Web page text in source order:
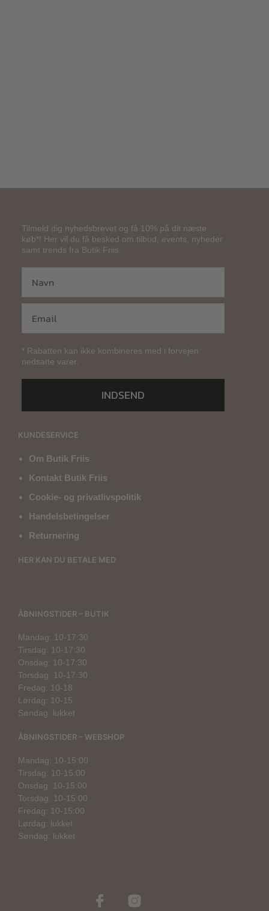
Tilmeld dig nyhedsbrevet og få 10% på dit næste
køb*! Her vil du få besked om tilbud, events, nyheder
samt trends fra Butik Friis.
* Rabatten kan ikke kombineres med i forvejen
nedsatte varer.
INDSEND
KUNDESERVICE
Om Butik Friis
Kontakt Butik Friis
Cookie- og privatlivspolitik
Handelsbetingelser
Returnering
HER KAN DU BETALE MED
ÅBNINGSTIDER – BUTIK
Mandag: 10-17:30
Tirsdag: 10-17:30
Onsdag: 10-17:30
Torsdag: 10-17:30
Fredag: 10-18
Lørdag: 10-15
Søndag: lukket
ÅBNINGSTIDER – WEBSHOP
Mandag: 10-15:00
Tirsdag: 10-15:00
Onsdag: 10-15:00
Torsdag: 10-15:00
Fredag: 10-15:00
Lørdag: lukket
Søndag: lukket